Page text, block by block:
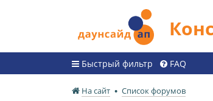
Быстрый фильтр FAQ
На сайт Список форумов